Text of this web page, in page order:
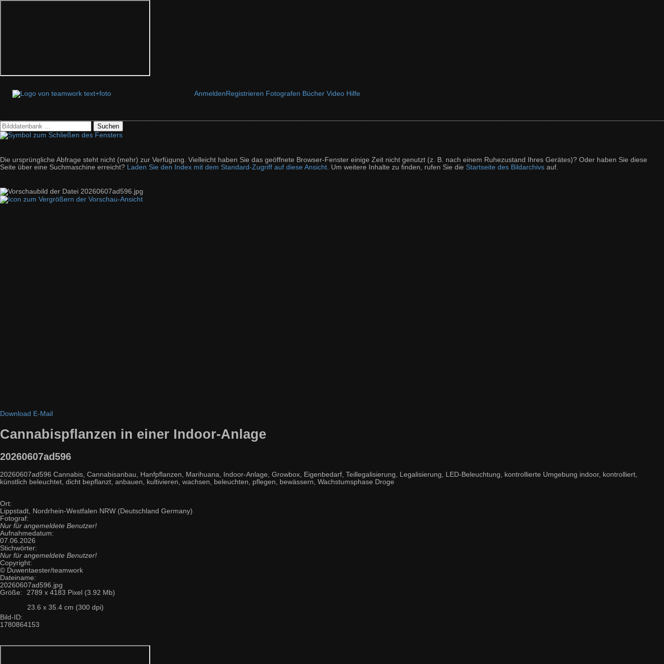
Anmelden Registrieren Fotografen Bücher Video Hilfe
Suchen
Die ursprüngliche Abfrage steht nicht (mehr) zur Verfügung. Vielleicht haben Sie das geöffnete Browser-Fenster einige Zeit nicht genutzt (z. B. nach einem Ruhezustand Ihres Gerätes)? Oder haben Sie diese
Seite über eine Suchmaschine erreicht? Laden Sie den Index mit dem Standard-Zugriff auf diese Ansicht. Um weitere Inhalte zu finden, rufen Sie die Startseite des Bildarchivs auf.
Download E-Mail
Cannabispflanzen in einer Indoor-Anlage
20260607ad596
20260607ad596 Cannabis, Cannabisanbau, Hanfpflanzen, Marihuana, Indoor-Anlage, Growbox, Eigenbedarf, Teillegalisierung, Legalisierung, LED-Beleuchtung, kontrollierte Umgebung indoor, kontrolliert,
künstlich beleuchtet, dicht bepflanzt, anbauen, kultivieren, wachsen, beleuchten, pflegen, bewässern, Wachstumsphase Droge
Ort:
Lippstadt, Nordrhein-Westfalen NRW (Deutschland Germany)
Fotograf:
Nur für angemeldete Benutzer!
Aufnahmedatum:
07.06.2026
Stichwörter:
Nur für angemeldete Benutzer!
Copyright:
© Duwentaester/teamwork
Dateiname:
20260607ad596.jpg
Größe:
2789 x 4183 Pixel (3.92 Mb)
23.6 x 35.4 cm (300 dpi)
Bild-ID:
1780864153